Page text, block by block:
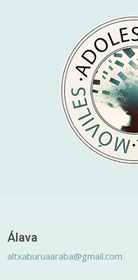
Álava
altxaburuaaraba@gmail.com